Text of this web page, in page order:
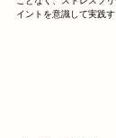
イントを意識して実践す